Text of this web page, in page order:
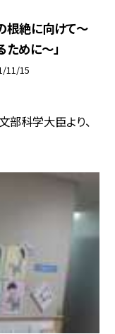
根絶に向けて〜
めに〜」
11/15
部科学大臣より、